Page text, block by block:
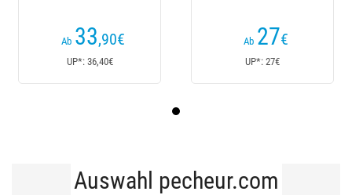
Ab 33,90€
UP*: 36,40€
Ab 27€
UP*: 27€
Auswahl pecheur.com